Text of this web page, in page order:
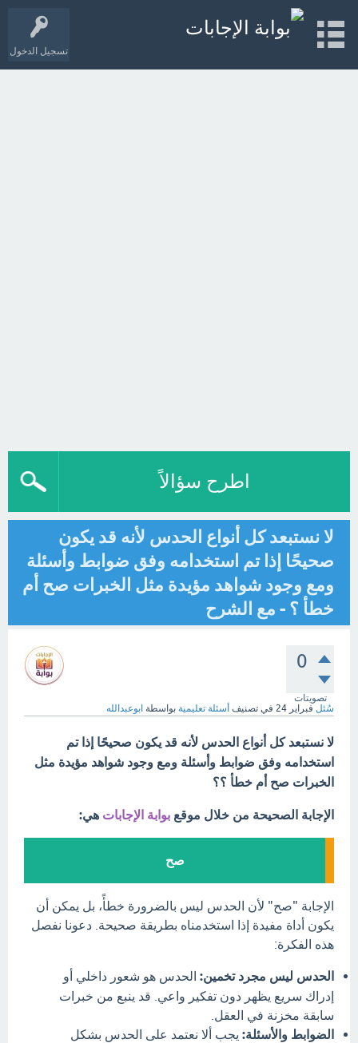
تسجيل الدخول
اطرح سؤالاً
لا نستبعد كل أنواع الحدس لأنه قد يكون
صحيحًا إذا تم استخدامه وفق ضوابط وأسئلة
ومع وجود شواهد مؤيدة مثل الخبرات صح أم
خطأ ؟ - مع الشرح
0
تصويتات
سُئل فبراير 24 في تصنيف أسئلة تعليمية بواسطة ابوعبدالله
لا نستبعد كل أنواع الحدس لأنه قد يكون صحيحًا إذا تم
استخدامه وفق ضوابط وأسئلة ومع وجود شواهد مؤيدة مثل
الخبرات صح أم خطأ ؟؟
الإجابة الصحيحة من خلال موقع بوابة الإجابات هي:
صح
الإجابة "صح" لأن الحدس ليس بالضرورة خطأً، بل يمكن أن
يكون أداة مفيدة إذا استخدمناه بطريقة صحيحة. دعونا نفصل
هذه الفكرة:
الحدس ليس مجرد تخمين: الحدس هو شعور داخلي أو
إدراك سريع يظهر دون تفكير واعي. قد ينبع من خبرات
سابقة مخزنة في العقل.
الضوابط والأسئلة: يجب ألا نعتمد على الحدس بشكل